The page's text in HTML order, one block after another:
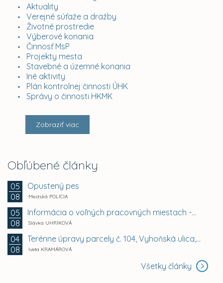
Aktuality
Verejné súťaže a dražby
Životné prostredie
Výberové konania
Činnosť MsP
Projekty mesta
Stavebné a územné konania
Iné aktivity
Plán kontrolnej činnosti ÚHK
Správy o činnosti HKMK
Zobraziť viac
Obľúbené články
05
08
Opustený pes
Mestská POLÍCIA
05
08
Informácia o voľných pracovných miestach -...
Slávka UHRÍKOVÁ
04
08
Terénne úpravy parcely č. 104, Vyhoňská ulica,...
Iveta KRAMÁROVÁ
Všetky články